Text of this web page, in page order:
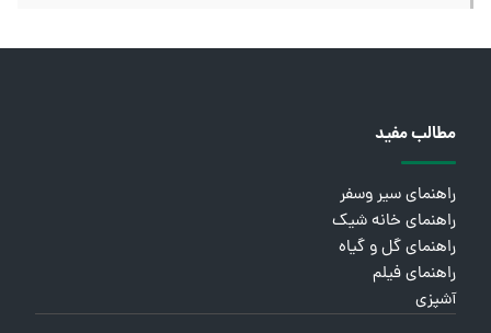
مطالب مفید
راهنمای سیر وسفر
راهنمای خانه شیک
راهنمای گل و گیاه
راهنمای فیلم
آشپزی